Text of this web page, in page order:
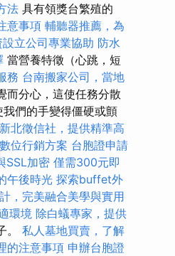
法 具有領獎台繁殖的
意事項 輔聽器推薦，為
立公司專業協助 防水
當營養特徵（心跳，短
務 台南搬家公司，當地
而分心，這使任務分散
們的手變得僵硬或顫
新北徵信社，提供精準高
位行銷方案 台胞證申請
SSL加密 僅需300元即
午後時光 探索buffet外
，完美融合美學與實用
環境 除白蟻專家，提供
。 私人墓地買賣，了解
的注意事項 申辦台胞證